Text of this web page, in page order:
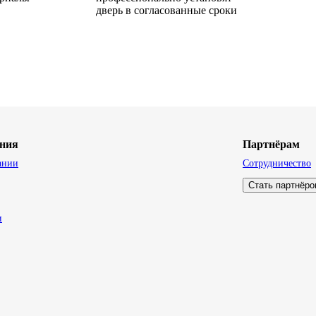
дверь в согласованные сроки
Партнёрам
Сотрудничество
Стать